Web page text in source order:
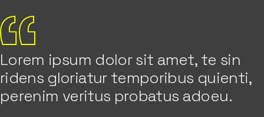
Lorem ipsum dolor sit amet, te sin
ridens gloriatur temporibus quienti,
perenim veritus probatus adoeu.